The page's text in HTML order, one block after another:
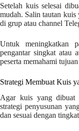
Setelah kuis selesai
mudah. Salin tautan
di grup atau channel
Untuk meningkatkan
pengantar singkat atau
peserta memahami
Strategi Membuat Kuis
Agar kuis yang dibuat
strategi penyusunan
dan sesuai dengan